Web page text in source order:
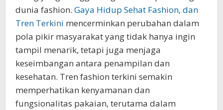
dunia fashion. Gaya Hidup Sehat Fashion, dan
Tren Terkini mencerminkan perubahan dalam
pola pikir masyarakat yang tidak hanya ingin
tampil menarik, tetapi juga menjaga
keseimbangan antara penampilan dan
kesehatan. Tren fashion terkini semakin
memperhatikan kenyamanan dan
fungsionalitas pakaian, terutama dalam